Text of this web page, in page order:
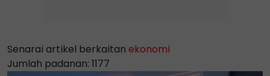
Senarai artikel berkaitan ekonomi
Jumlah padanan: 1177